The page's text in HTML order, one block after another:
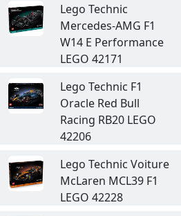
Lego Technic
Mercedes-AMG F1
W14 E Performance
LEGO 42171
Lego Technic F1
Oracle Red Bull
Racing RB20 LEGO
42206
Lego Technic Voiture
McLaren MCL39 F1
LEGO 42228